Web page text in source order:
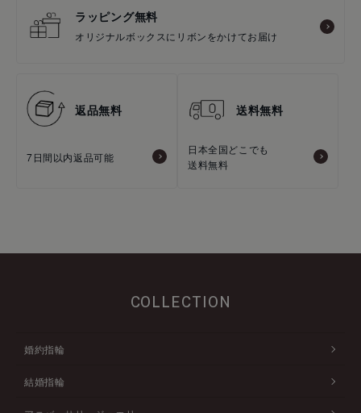
ラッピング無料
オリジナルボックスにリボンをかけてお届け
返品無料
7日間以内返品可能
送料無料
日本全国どこでも
送料無料
COLLECTION
婚約指輪
結婚指輪